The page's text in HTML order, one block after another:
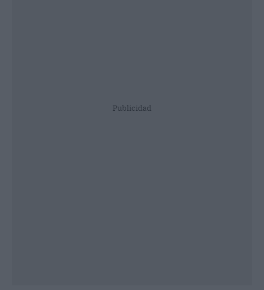
Publicidad